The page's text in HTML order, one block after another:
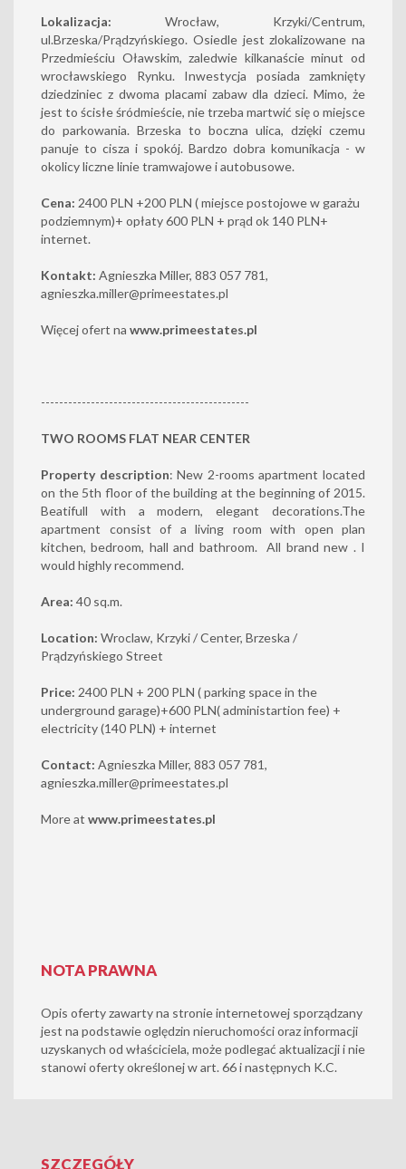
Lokalizacja: Wrocław, Krzyki/Centrum,
ul.Brzeska/Prądzyńskiego. Osiedle jest zlokalizowane na
Przedmieściu Oławskim, zaledwie kilkanaście minut od
wrocławskiego Rynku. Inwestycja posiada zamknięty
dziedziniec z dwoma placami zabaw dla dzieci. Mimo, że
jest to ścisłe śródmieście, nie trzeba martwić się o miejsce
do parkowania. Brzeska to boczna ulica, dzięki czemu
panuje to cisza i spokój. Bardzo dobra komunikacja - w
okolicy liczne linie tramwajowe i autobusowe.
Cena: 2400 PLN +200 PLN ( miejsce postojowe w garażu
podziemnym)+ opłaty 600 PLN + prąd ok 140 PLN+
internet.
Kontakt: Agnieszka Miller, 883 057 781,
agnieszka.miller@primeestates.pl
Więcej ofert na www.primeestates.pl
----------------------------------------------
TWO ROOMS FLAT NEAR CENTER
Property description: New 2-rooms apartment located
on the 5th floor of the building at the beginning of 2015.
Beatifull with a modern, elegant decorations.The
apartment consist of a living room with open plan
kitchen, bedroom, hall and bathroom. All brand new . I
would highly recommend.
Area: 40 sq.m.
Location: Wroclaw, Krzyki / Center, Brzeska /
Prądzyńskiego Street
Price: 2400 PLN + 200 PLN ( parking space in the
underground garage)+600 PLN( administartion fee) +
electricity (140 PLN) + internet
Contact: Agnieszka Miller, 883 057 781,
agnieszka.miller@primeestates.pl
More at www.primeestates.pl
NOTA PRAWNA
Opis oferty zawarty na stronie internetowej sporządzany
jest na podstawie oględzin nieruchomości oraz informacji
uzyskanych od właściciela, może podlegać aktualizacji i nie
stanowi oferty określonej w art. 66 i następnych K.C.
SZCZEGÓŁY